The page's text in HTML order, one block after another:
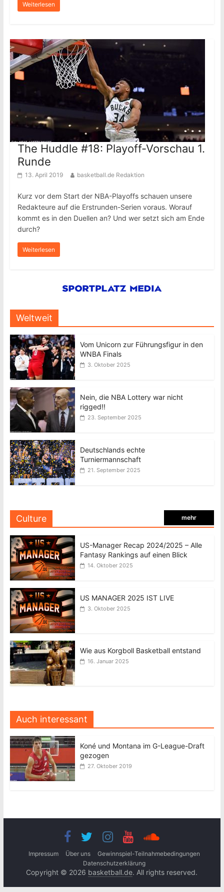
Weiterlesen
The Huddle #18: Playoff-Vorschau 1.
Runde
13. April 2019 basketball.de Redaktion
Kurz vor dem Start der NBA-Playoffs schauen unsere
Redakteure auf die Erstrunden-Serien voraus. Worauf
kommt es in den Duellen an? Und wer setzt sich am Ende
durch?
Weiterlesen
Weltweit
Vom Unicorn zur Führungsfigur in den
WNBA Finals
3. Oktober 2025
Nein, die NBA Lottery war nicht
rigged!!
23. September 2025
Deutschlands echte
Turniermannschaft
21. September 2025
Culture mehr
US-Manager Recap 2024/2025 – Alle
Fantasy Rankings auf einen Blick
14. Oktober 2025
US MANAGER 2025 IST LIVE
3. Oktober 2025
Wie aus Korgboll Basketball entstand
16. Januar 2025
Auch interessant
Koné und Montana im G-League-Draft
gezogen
27. Oktober 2019
Impressum Über uns
Gewinnspiel-Teilnahmebedingungen
Datenschutzerklärung
Copyright © 2026 basketball.de. All rights reserved.